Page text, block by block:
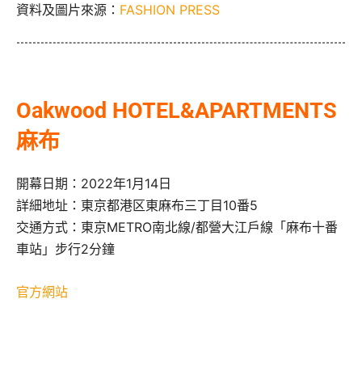
資料及圖片來源： FASHION PRESS
Oakwood HOTEL&APARTMENTS
麻布
開幕日期：2022年1月14日
詳細地址：東京都港区東麻布三丁目10番5
交通方式：東京METRO南北線/都營大江戶線「麻布十番
車站」步行2分鐘
官方網站